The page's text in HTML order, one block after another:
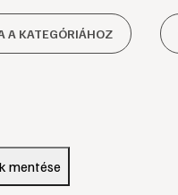
A KATEGÓRIÁHOZ
mentése